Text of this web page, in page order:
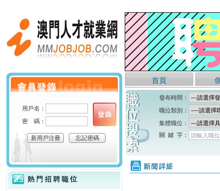
首頁
發布時間：
職位類別：
集體職位：
關 鍵 字：
請輸入職
新聞詳細
個人會員登錄
用戶名：
密 碼：
新用戶注冊 忘記密碼
熱門招聘職位